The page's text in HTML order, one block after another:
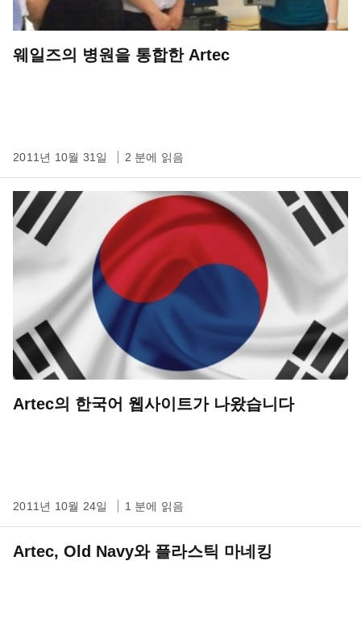
웨일즈의 병원을 통합한 Artec
2011년 10월 31일 2 분에 읽음
Artec의 한국어 웹사이트가 나왔습니다
2011년 10월 24일 1 분에 읽음
Artec, Old Navy와 플라스틱 마네킹